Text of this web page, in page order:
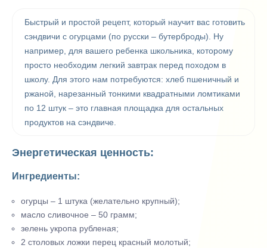
Быстрый и простой рецепт, который научит вас готовить
сэндвичи с огурцами (по русски – бутерброды). Ну
например, для вашего ребенка школьника, которому
просто необходим легкий завтрак перед походом в
школу. Для этого нам потребуются: хлеб пшеничный и
ржаной, нарезанный тонкими квадратными ломтиками
по 12 штук – это главная площадка для остальных
продуктов на сэндвиче.
Энергетическая ценность:
Ингредиенты:
огурцы – 1 штука (желательно крупный);
масло сливочное – 50 грамм;
зелень укропа рубленая;
2 столовых ложки перец красный молотый;